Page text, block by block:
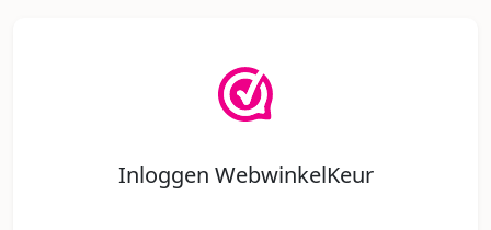
Inloggen WebwinkelKeur